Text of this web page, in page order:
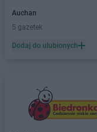
Auchan
5 gazetek
Dodaj do ulubionych